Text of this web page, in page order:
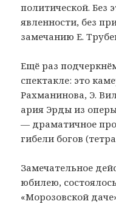
политической. Без
явленности, без
замечанию Е.
Ещё раз
спектакле: это
Рахманинова, Э.
ария Эрды из
— драматичное
гибели богов
Замечательное
юбилею,
«Морозовской